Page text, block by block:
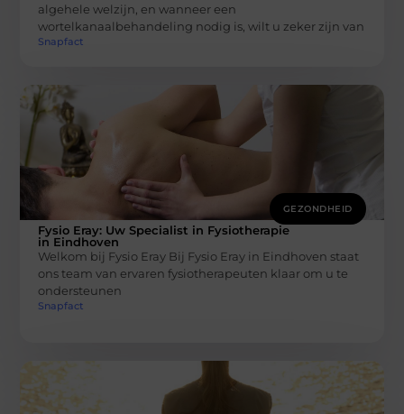
algehele welzijn, en wanneer een
wortelkanaalbehandeling nodig is, wilt u zeker zijn van
Snapfact
GEZONDHEID
Fysio Eray: Uw Specialist in Fysiotherapie
in Eindhoven
Welkom bij Fysio Eray Bij Fysio Eray in Eindhoven staat
ons team van ervaren fysiotherapeuten klaar om u te
ondersteunen
Snapfact